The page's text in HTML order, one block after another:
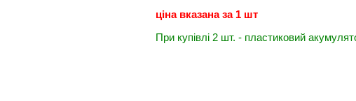
ціна вказана за 1 шт
При купівлі 2 шт. - пластиковий